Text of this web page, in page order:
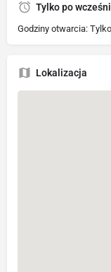
Tylko po
Godziny otwarcia:
Lokalizacja